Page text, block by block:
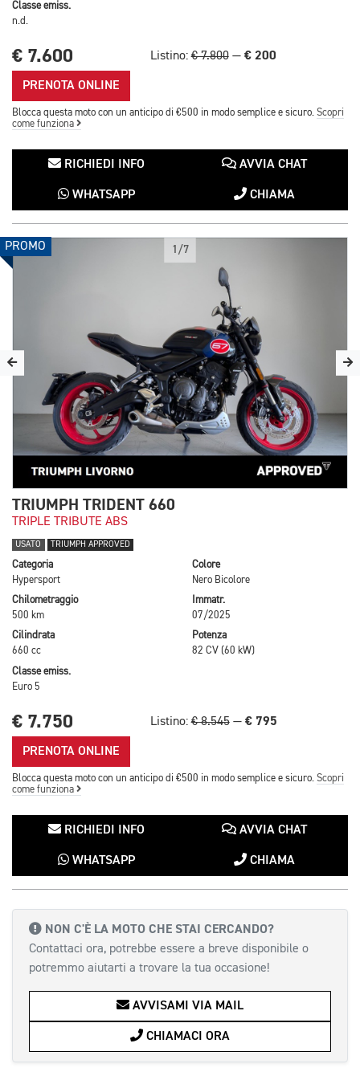
Classe emiss.
n.d.
€ 7.600 Listino:€ 7.800 — € 200
PRENOTA ONLINE
Blocca questa moto con un anticipo di €500 in modo semplice e sicuro. Scopri
come funziona
RICHIEDI INFO AVVIA CHAT
WHATSAPP CHIAMA
PROMO 1/7
TRIUMPH TRIDENT 660
TRIPLE TRIBUTE ABS
USATO TRIUMPH APPROVED
Categoria
Hypersport
Colore
Nero Bicolore
Chilometraggio
500 km
Immatr.
07/2025
Cilindrata
660 cc
Potenza
82 CV (60 kW)
Classe emiss.
Euro 5
€ 7.750 Listino:€ 8.545 — € 795
PRENOTA ONLINE
Blocca questa moto con un anticipo di €500 in modo semplice e sicuro. Scopri
come funziona
RICHIEDI INFO AVVIA CHAT
WHATSAPP CHIAMA
NON C'È LA MOTO CHE STAI CERCANDO?
Contattaci ora, potrebbe essere a breve disponibile o
potremmo aiutarti a trovare la tua occasione!
AVVISAMI VIA MAIL
CHIAMACI ORA